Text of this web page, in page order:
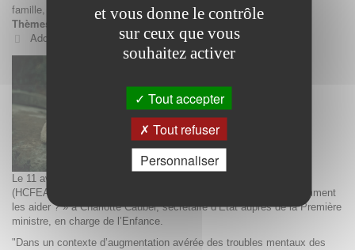
famille,
de l’enfance et de l’âge
Thèmes:
Adolescence et son environnement
, Santé
Le 11 avril, le Haut Conseil de la famille, de l’enfance et de l’âge
(HCFEA) a remis son rapport « Quand les enfants vont mal : comment
les aider ? » à Charlotte Caubel, secrétaire d’État auprès de la Première
ministre, en charge de l’Enfance.
"Dans un contexte d’augmentation avérée des troubles mentaux des
et vous donne le contrôle
sur ceux que vous
souhaitez activer
Tout accepter
Tout refuser
Personnaliser